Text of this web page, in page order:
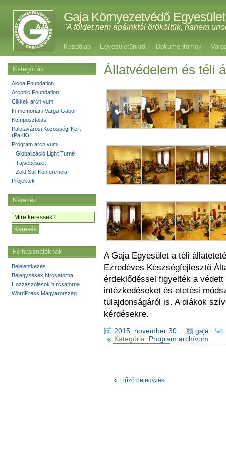
Gaja Környezetvédő Egyesület
"A földet nem apáinktól örököltük, hanem
Kezdőlap Egyesületünkről Dokumentumok
Állatvédelem és téli
A Gaja Egyesület a téli
Ezredéves Készségfejlesztő
érdeklődéssel figyelték a
intézkedéseket és etetési
tulajdonságáról is. A diákok
kérdésekre.
2015. november 30. · gaja ·
Kategória: Program archívum
« Előző bejegyzés
Kategóriák
Alcoa Foundation
Arconic Foundation
Cikkek archívum
In memoriam Varga Gábor
Komposztálás
Palotavárosi Közösségi Kert
(PaKK)
Program archívum
Globalizáció Light Turné
Tájsebészet
Zöld Suli Konferencia
Projektek
Keresés
Felhasználóknak
Bejelentkezés
Bejegyzések hírcsatorna
Hozzászólások hírcsatorna
WordPress Magyarország